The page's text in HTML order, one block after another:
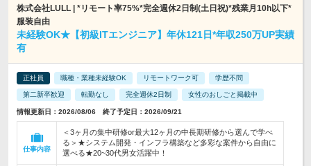
株式会社LULL | *リモート率75%*完全週休2日制(土日祝)*残業月10h以下*
服装自由
未経験OK★【初級ITエンジニア】年休121日*年収250万UP実績
有
正社員 職種・業種未経験OK リモートワーク可 学歴不問
第二新卒歓迎 転勤なし 完全週休2日制 女性のおしごと掲載中
情報更新日：2026/08/06 終了予定日：2026/09/21
仕事内容
＜3ヶ月の集中研修or最大12ヶ月の中長期研修から選んで学べ
る＞★システム開発・インフラ構築など多彩な案件から自由に
選べる★20~30代男女活躍中！